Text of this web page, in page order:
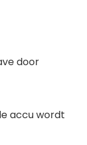
door
accu wordt